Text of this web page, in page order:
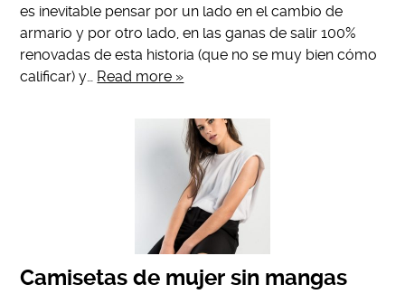
es inevitable pensar por un lado en el cambio de
armario y por otro lado, en las ganas de salir 100%
renovadas de esta historia (que no se muy bien cómo
calificar) y… Read more »
Camisetas de mujer sin mangas